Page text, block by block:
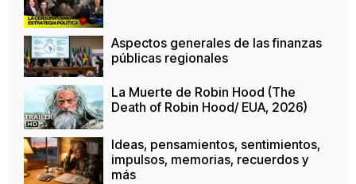
Aspectos generales de las finanzas
públicas regionales
La Muerte de Robin Hood (The
Death of Robin Hood/ EUA, 2026)
Ideas, pensamientos, sentimientos,
impulsos, memorias, recuerdos y
más